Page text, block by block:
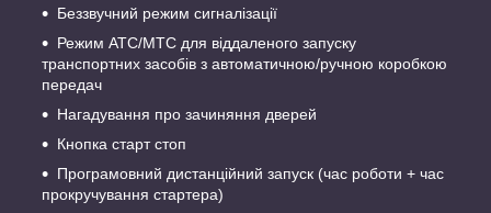
Беззвучний режим сигналізації
Режим АТС/МТС для віддаленого запуску
транспортних засобів з автоматичною/ручною коробкою
передач
Нагадування про зачиняння дверей
Кнопка старт стоп
Програмовний дистанційний запуск (час роботи + час
прокручування стартера)